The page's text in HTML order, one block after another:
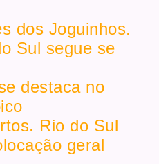
dos Joguinhos.
Sul segue se
destaca no
Rio do Sul
geral